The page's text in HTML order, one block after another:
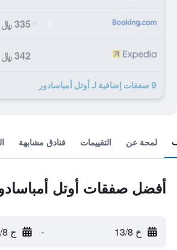
335 ﷼
342 ﷼
9 صفقات إضافية لـ أوتل أمباسادور
لمحة عن التقييمات فنادق مشابهة
أفضل صفقات أوتل
خ 13/8 - ج 14/8